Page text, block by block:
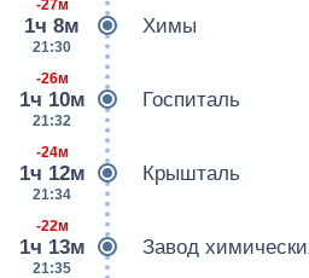
-27м
1ч 8м
21:30
Химы
-26м
1ч 10м
21:32
Госпиталь
-24м
1ч 12м
21:34
Крышталь
-22м
1ч 13м
21:35
Завод